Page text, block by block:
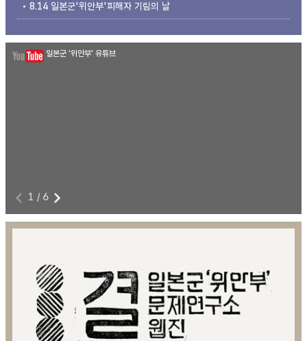
8.14 일본군'위안부'피해자 기림의 날
일본군 '위안부' 유튜브
본 영상물은 아카이브814 제공을 위해 제작된 영상콘텐츠이다.
1 / 6